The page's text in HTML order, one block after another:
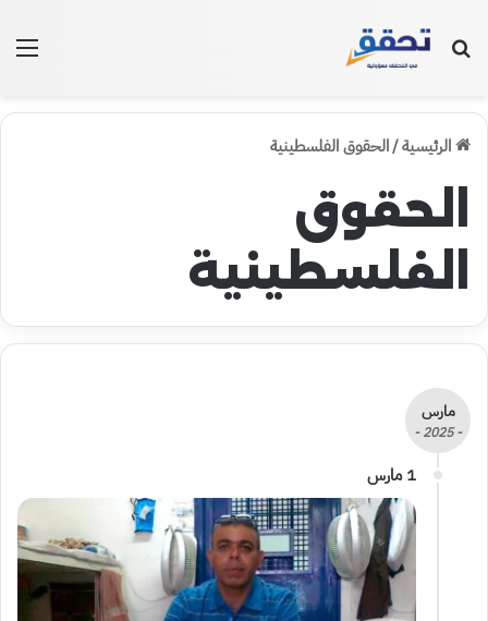
بحث عن
الرئيسية/الحقوق الفلسطينية
الحقوق
الفلسطينية
مارس
- 2025 -
1 مارس